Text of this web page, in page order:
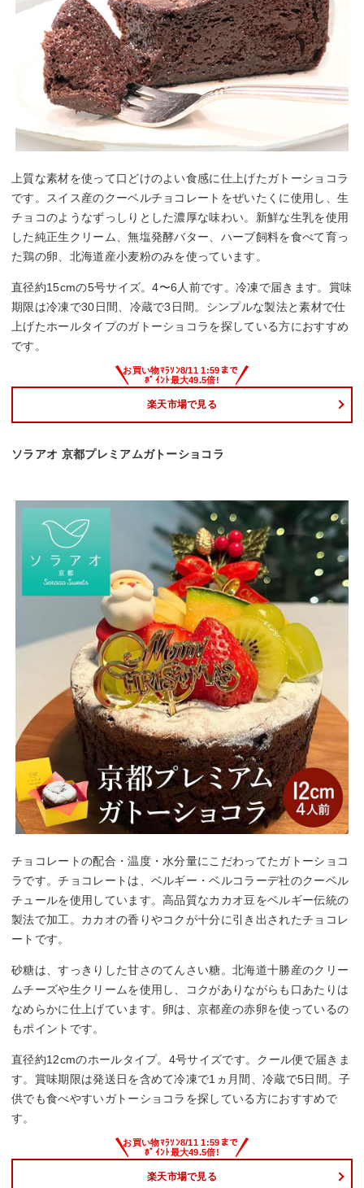
上質な素材を使って口どけのよい食感に仕上げたガトーショコラ
です。スイス産のクーベルチョコレートをぜいたくに使用し、生
チョコのようなずっしりとした濃厚な味わい。新鮮な生乳を使用
した純正生クリーム、無塩発酵バター、ハーブ飼料を食べて育っ
た鶏の卵、北海道産小麦粉のみを使っています。
直径約15cmの5号サイズ。4〜6人前です。冷凍で届きます。賞味
期限は冷凍で30日間、冷蔵で3日間。シンプルな製法と素材で仕
上げたホールタイプのガトーショコラを探している方におすすめ
です。
楽天市場で見る
ソラアオ 京都プレミアムガトーショコラ
チョコレートの配合・温度・水分量にこだわってたガトーショコ
ラです。チョコレートは、ベルギー・ベルコラーデ社のクーベル
チュールを使用しています。高品質なカカオ豆をベルギー伝統の
製法で加工。カカオの香りやコクが十分に引き出されたチョコレ
ートです。
砂糖は、すっきりした甘さのてんさい糖。北海道十勝産のクリー
ムチーズや生クリームを使用し、コクがありながらも口あたりは
なめらかに仕上げています。卵は、京都産の赤卵を使っているの
もポイントです。
直径約12cmのホールタイプ。4号サイズです。クール便で届きま
す。賞味期限は発送日を含めて冷凍で1ヵ月間、冷蔵で5日間。子
供でも食べやすいガトーショコラを探している方におすすめで
す。
楽天市場で見る